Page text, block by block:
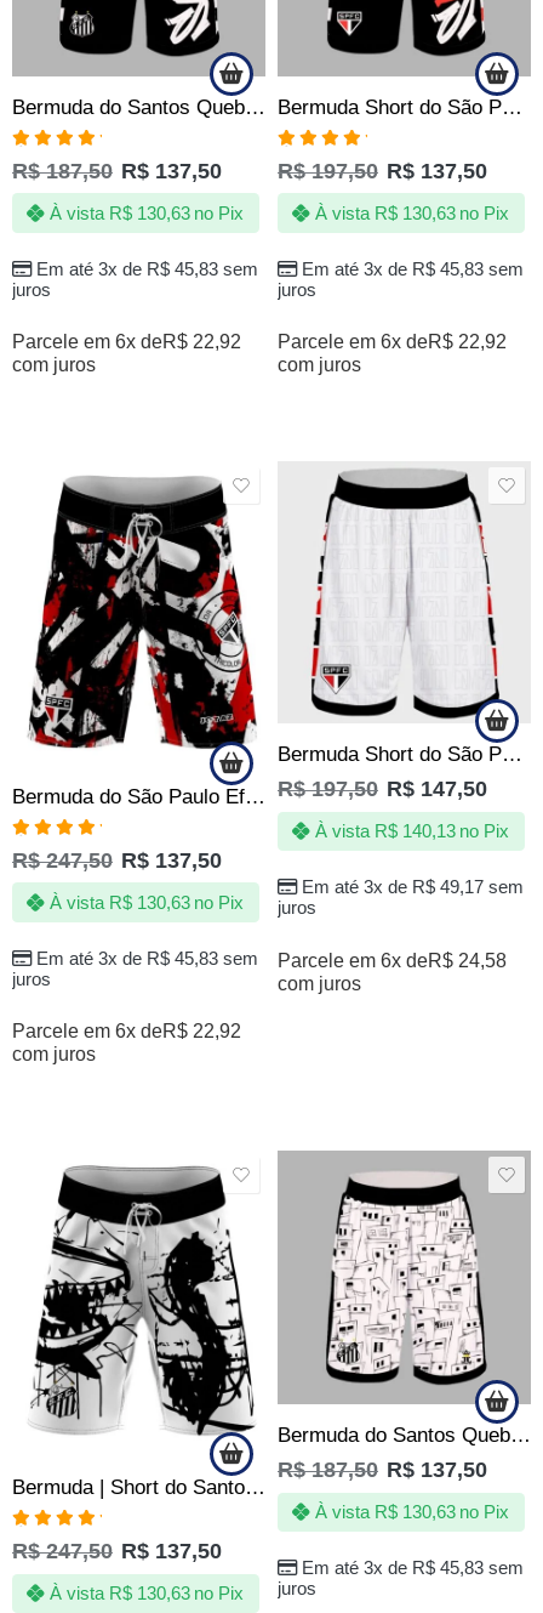
Bermuda do Santos Quebrada Jotaz Produto Oficial Masculino
Avaliação
5.00de 5
R$187,50 R$ 137,50
Em até 3x de R$45,83sem
juros
À vista R$130,63 no Pix
Parcele em 6x deR$ 22,92
com juros
Bermuda Short do São Paulo SPFC Grafite Quebrada – Oficial
Avaliação
5.00de 5
R$197,50 R$ 137,50
Em até 3x de R$45,83sem
juros
À vista R$130,63 no Pix
Parcele em 6x deR$ 22,92
com juros
SALE
Bermuda do São Paulo Efect Tricolor Tactel Elastano Oficial
Avaliação
5.00de 5
R$247,50 R$ 137,50
Em até 3x de R$45,83sem
juros
À vista R$130,63 no Pix
Parcele em 6x deR$ 22,92
com juros
Bermuda Short do São Paulo SPFC Campeão de Tudo Quebrada – Oficial
R$197,50 R$ 147,50
Em até 3x de R$49,17sem
juros
À vista R$140,13 no Pix
Parcele em 6x deR$ 24,58
com juros
SALE
Bermuda | Short do Santos Peixe Tactel Elastano – Peixe Devorador – Oficial
Avaliação
5.00de 5
R$247,50 R$ 137,50
À vista R$130,63 no Pix
Bermuda do Santos Quebrada Jotaz Produto Oficial Masculino
R$187,50 R$ 137,50
Em até 3x de R$45,83sem
juros
À vista R$130,63 no Pix